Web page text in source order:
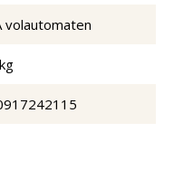
volautomaten